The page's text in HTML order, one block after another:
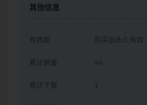
其他信息
有效期 购买后永久有效
累计销量 96
累计下载 1